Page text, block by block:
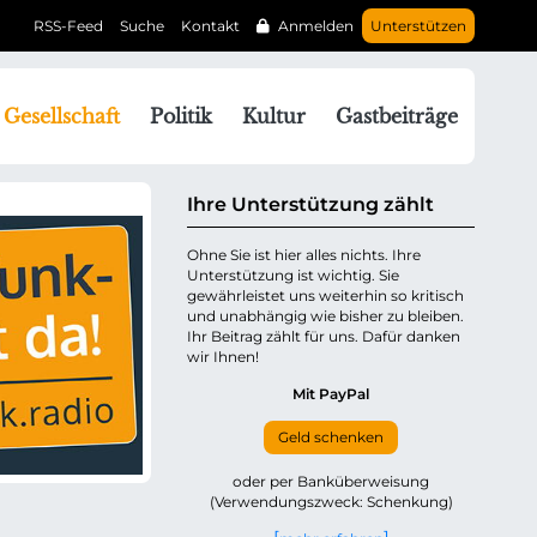
Unterstützen
Anmelden
Kontakt
Suche
RSS-Feed
Gesellschaft Politik Kultur Gastbeiträge
Ihre Unterstützung zählt
Ohne Sie ist hier alles nichts. Ihre
Unterstützung ist wichtig. Sie
gewährleistet uns weiterhin so kritisch
und unabhängig wie bisher zu bleiben.
Ihr Beitrag zählt für uns. Dafür danken
wir Ihnen!
Mit PayPal
Geld schenken
oder per Banküberweisung
(Verwendungszweck: Schenkung)